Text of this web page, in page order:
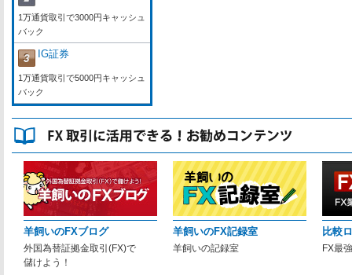
1万通貨取引で3000円キャッシュ
バック
IG証券
1万通貨取引で5000円キャッシュ
バック
羊飼いのFXブログ
外国為替証拠金取引(FX)で
儲けよう！
羊飼いのFX記録室
羊飼いの記録室
比較
FX最